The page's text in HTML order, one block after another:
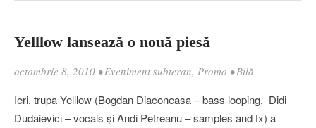
Yelllow lansează o nouă piesă
octombrie 8, 2010 •Eveniment subteran, Promo •Bilă
Ieri, trupa Yelllow (Bogdan Diaconeasa – bass looping, Didi
Dudaievici – vocals şi Andi Petreanu – samples and fx) a